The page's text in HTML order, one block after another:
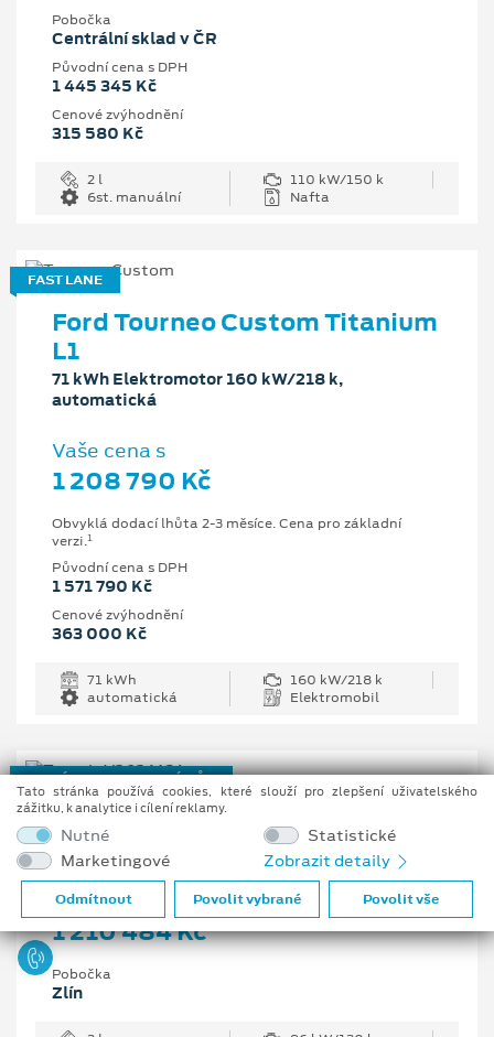
Pobočka
Centrální sklad v ČR
Původní cena s DPH
1 445 345 Kč
Cenové zvýhodnění
315 580 Kč
2 l
110 kW/150 k
6st. manuální
Nafta
FAST LANE
Ford Tourneo Custom Titanium
L1
71 kWh Elektromotor 160 kW/218 k,
automatická
Vaše cena s
1 208 790 Kč
Obvyklá dodací lhůta 2-3 měsíce. Cena pro základní
verzi.1
Původní cena s DPH
1 571 790 Kč
Cenové zvýhodnění
363 000 Kč
71 kWh
160 kW/218 k
automatická
Elektromobil
NOVÝ REGISTROVANÝ VŮZ
Ford Transit Trend 350 L3
Van, 2 EcoBlue 96 kW/130 k, 6st. manuální
Vaše cena s DPH
1 210 484 Kč
Pobočka
Zlín
Tato stránka používá cookies, které slouží pro zlepšení uživatelského
zážitku, k analytice i cílení reklamy.
Nutné
Statistické
Marketingové
Zobrazit detaily
Odmítnout Povolit vybrané Povolit vše